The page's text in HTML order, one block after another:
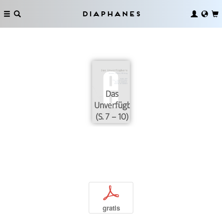
Diaphanes
Das
Unverfügbare
(S. 7 – 10)
p
gratis